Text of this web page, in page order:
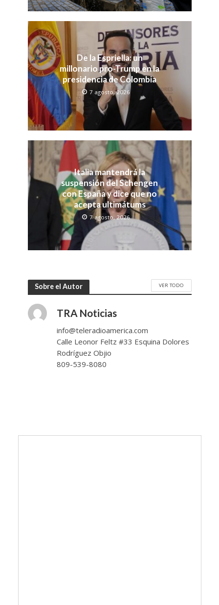
De la Espriella: un
millonario pro-Trump en la
presidencia de Colombia
7 agosto, 2026
Italia mantendrá la
suspensión del Schengen
con España y dice que no
acepta ultimátums
7 agosto, 2026
Sobre el Autor VER TODO
TRA Noticias
info@teleradioamerica.com
Calle Leonor Feltz #33 Esquina Dolores
Rodríguez Objio
809-539-8080